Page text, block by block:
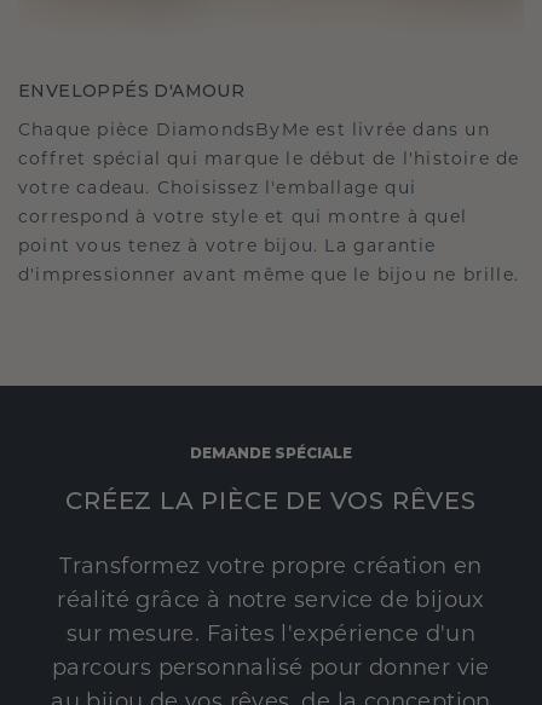
ENVELOPPÉS D'AMOUR
Chaque pièce DiamondsByMe est livrée dans un
coffret spécial qui marque le début de l'histoire de
votre cadeau. Choisissez l'emballage qui
correspond à votre style et qui montre à quel
point vous tenez à votre bijou. La garantie
d'impressionner avant même que le bijou ne brille.
DEMANDE SPÉCIALE
CRÉEZ LA PIÈCE DE VOS RÊVES
Transformez votre propre création en
réalité grâce à notre service de bijoux
sur mesure. Faites l'expérience d'un
parcours personnalisé pour donner vie